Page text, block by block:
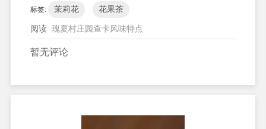
标签: 茉莉花 花果茶
阅读 瑰夏村庄园查卡风味特点
暂无评论